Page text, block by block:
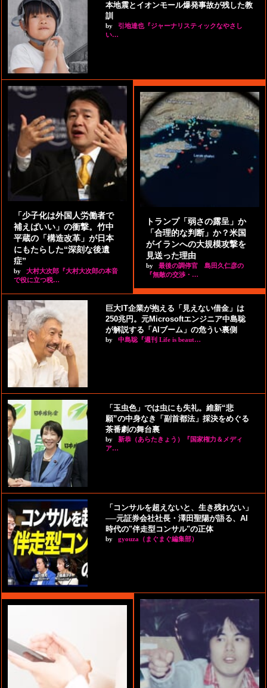
本地震とイオンモール爆発事故が残した教
訓
by
引地達也『ジャーナリスティックなやさし
い…
「少子化は外国人労働者で
補えばいい」の衝撃。竹中
平蔵の「構造改革」が日本
にもたらした“深刻な後遺
症”
by
大村大次郎『大村大次郎の本音
で役に立つ税…
トランプ「弱さの露呈」か
「合理的な判断」か？米国
がイランへの大規模攻撃を
見送った理由
by
最後の調停官 島田久仁彦の
『無敵の交渉・…
巨大IT企業が抱える「見えない借金」は
250兆円。元Microsoftエンジニア中島聡
が解説する「AIブーム」の危うい裏側
by 中島聡『週刊 Life is beaut…
「玉虫色」では虫にも失礼。維新“悲
願”の中身なき「副首都法」採決をめぐる
茶番劇の舞台裏
by
新恭（あらたきょう）『国家権力＆メディ
ア…
「コンサルを超えないと、生き残れない」
──元証券会社社長・澤田聖陽が語る、AI
時代の"伴走型コンサル"の正体
by gyouza（まぐまぐ編集部）